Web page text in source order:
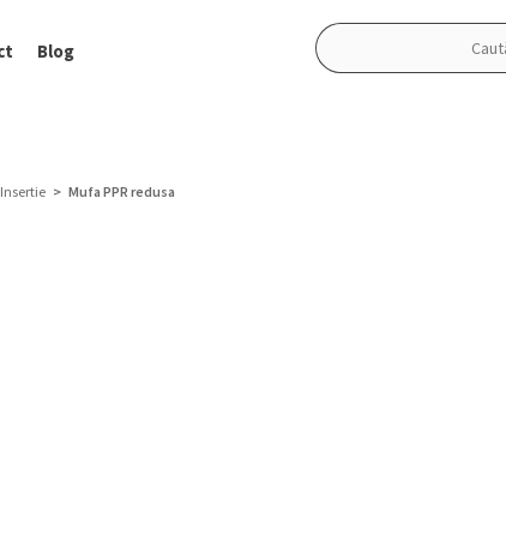
Blog
Caută
după:
> Mufa PPR redusa